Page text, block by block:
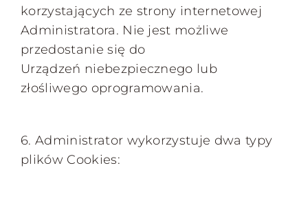
korzystających ze strony internetowej
Administratora. Nie jest możliwe
przedostanie się do
Urządzeń niebezpiecznego lub
złośliwego oprogramowania.
6. Administrator wykorzystuje dwa typy
plików Cookies: